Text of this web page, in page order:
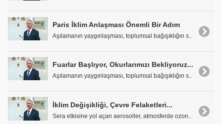
Paris İklim Anlaşması Önemli Bir Adım
Aşılamanın yaygınlaşması, toplumsal bağışıklığın s..
Fuarlar Başlıyor, Okurlarımızı Bekliyoruz...
Aşılamanın yaygınlaşması, toplumsal bağışıklığın s..
İklim Değişikliği, Çevre Felaketleri...
Sera etkisine yol açan aerosoller, atmosferde ozon..